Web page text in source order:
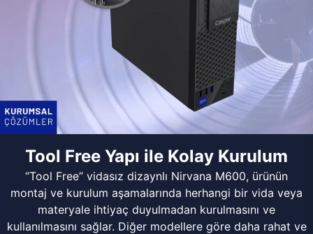
Tool Free Yapı ile Kolay Kurulum
“Tool Free” vidasız dizaynlı Nirvana M600, ürünün
montaj ve kurulum aşamalarında herhangi bir vida veya
materyale ihtiyaç duyulmadan kurulmasını ve
kullanılmasını sağlar. Diğer modellere göre daha rahat ve